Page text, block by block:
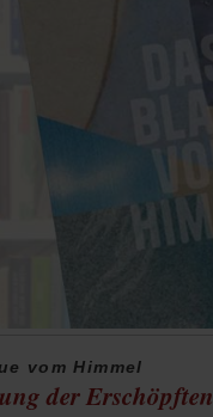
vom Himmel
der Erschöpften